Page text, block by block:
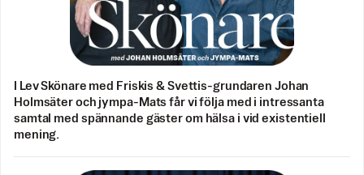
I Lev Skönare med Friskis & Svettis-grundaren Johan
Holmsäter och jympa-Mats får vi följa med i intressanta
samtal med spännande gäster om hälsa i vid existentiell
mening.